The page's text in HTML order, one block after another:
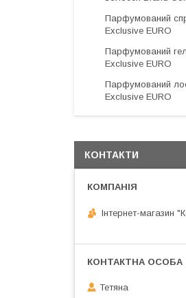
Парфумований
Exclusive EURO
Парфумований
Exclusive EURO
Парфумований
Exclusive EURO
КОНТАКТИ
Інтернет-магазин
Тетяна